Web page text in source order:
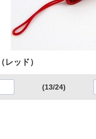
レッド）
(13/24)